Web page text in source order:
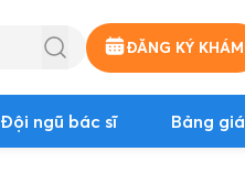
ĐĂNG KÝ KHÁM
Đội ngũ bác sĩ Bảng giá